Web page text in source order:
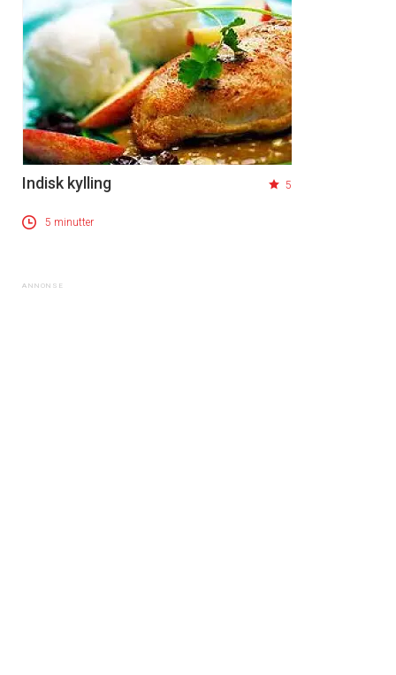
Indisk kylling 5
5 minutter